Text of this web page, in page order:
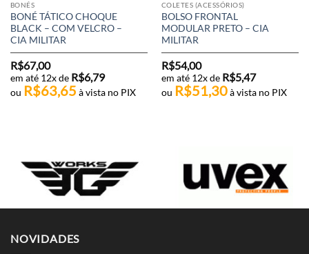
BONÉS
BONÉ TÁTICO CHOQUE
BLACK – COM VELCRO –
CIA MILITAR
R$67,00
em até 12x de R$6,79
ou R$63,65 à vista no PIX
COLETES (ACESSÓRIOS)
BOLSO FRONTAL
MODULAR PRETO – CIA
MILITAR
R$54,00
em até 12x de R$5,47
ou R$51,30 à vista no PIX
NOVIDADES